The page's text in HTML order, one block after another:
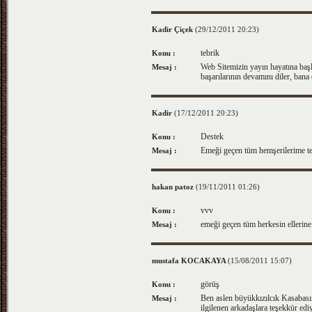
Kadir Çiçek (29/12/2011 20:23)
Konu : tebrik
Mesaj :
Web Sitemizin yayın hayatına
başarılarının devamını diler,
Kadir (17/12/2011 20:23)
Konu : Destek
Mesaj : Emeği geçen tüm hemşerilerime
hakan patoz (19/11/2011 01:26)
Konu : vvv
Mesaj : emeği geçen tüm herkesin
mustafa KOCAKAYA (15/08/2011 15:07)
Konu : görüş
Mesaj :
Ben aslen büyükkızılcık
ilgilenen arkadaşlara teşekkür